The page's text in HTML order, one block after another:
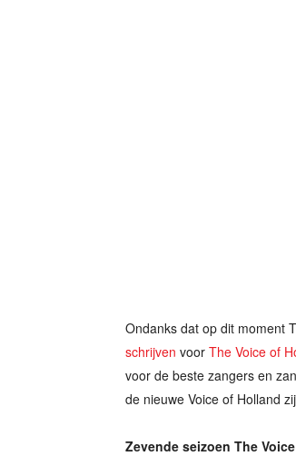
Ondanks dat op dit moment
schrijven voor The Voice of
voor de beste zangers en
de nieuwe Voice of Holland
Zevende seizoen The